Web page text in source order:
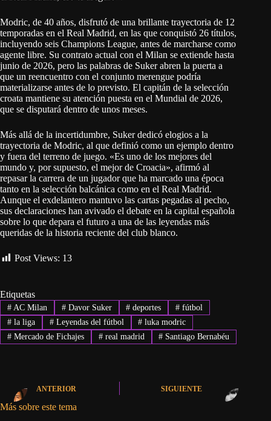
Modric, de 40 años, disfrutó de una brillante trayectoria de 12
temporadas en el Real Madrid, en las que conquistó 26 títulos,
incluyendo seis Champions League, antes de marcharse como
agente libre. Su contrato actual con el Milan se extiende hasta
junio de 2026, pero las palabras de Suker abren la puerta a
que un reencuentro con el conjunto merengue podría
materializarse antes de lo previsto. El capitán de la selección
croata mantiene su atención puesta en el Mundial de 2026,
que se disputará dentro de unos meses.
Más allá de la incertidumbre, Suker dedicó elogios a la
trayectoria de Modric, al que definió como un ejemplo dentro
y fuera del terreno de juego. «Es uno de los mejores del
mundo y, por supuesto, el mejor de Croacia», afirmó al
repasar la carrera de un jugador que ha marcado una época
tanto en la selección balcánica como en el Real Madrid.
Aunque el exdelantero mantuvo las cartas pegadas al pecho,
sus declaraciones han avivado el debate en la capital española
sobre lo que depara el futuro a una de las leyendas más
queridas de la historia reciente del club blanco.
Post Views: 13
Etiquetas
#AC Milan #Davor Suker # deportes # fútbol
#la liga #Leyendas del fútbol # luka modric
#Mercado de Fichajes #real madrid # Santiago Bernabéu
ANTERIOR SIGUIENTE
Más sobre este tema